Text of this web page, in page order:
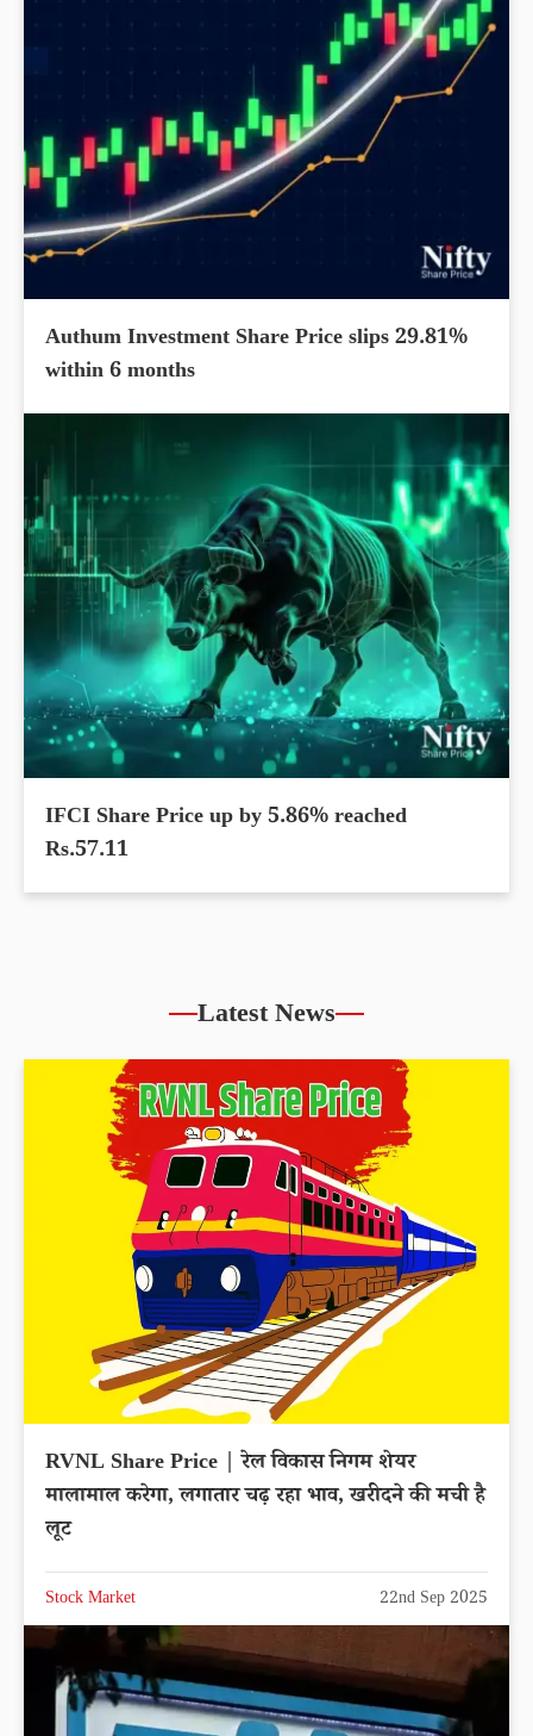
Authum Investment Share Price slips 29.81%
within 6 months
IFCI Share Price up by 5.86% reached
Rs.57.11
Latest News
RVNL Share Price | रेल विकास निगम शेयर
मालामाल करेगा, लगातार चढ़ रहा भाव, खरीदने की मची है
लूट
Stock Market 22nd Sep 2025